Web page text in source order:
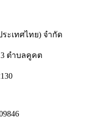
ะเทศไทย) จำกัด
3 ตำบลคูคต